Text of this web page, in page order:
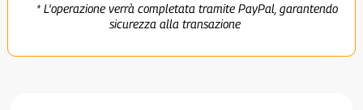
* L'operazione verrà completata tramite PayPal, garantendo
sicurezza alla transazione